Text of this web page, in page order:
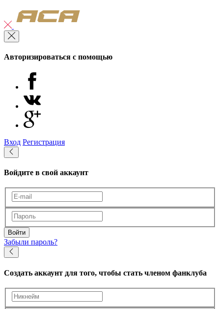
Авторизироваться с помощью
Вход Регистрация
Войдите в свой аккаунт
Войти
Забыли пароль?
Создать аккаунт для того, чтобы стать членом фанклуба